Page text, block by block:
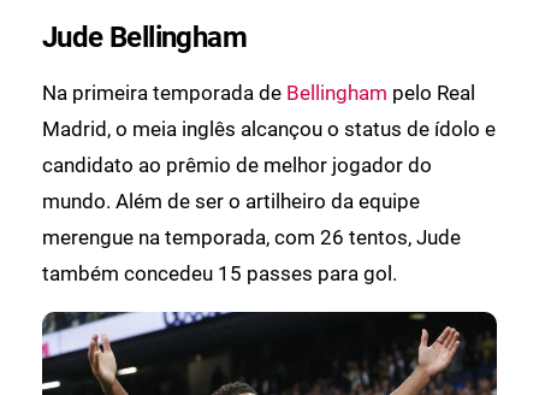
Jude Bellingham
Na primeira temporada de Bellingham pelo Real
Madrid, o meia inglês alcançou o status de ídolo e
candidato ao prêmio de melhor jogador do
mundo. Além de ser o artilheiro da equipe
merengue na temporada, com 26 tentos, Jude
também concedeu 15 passes para gol.